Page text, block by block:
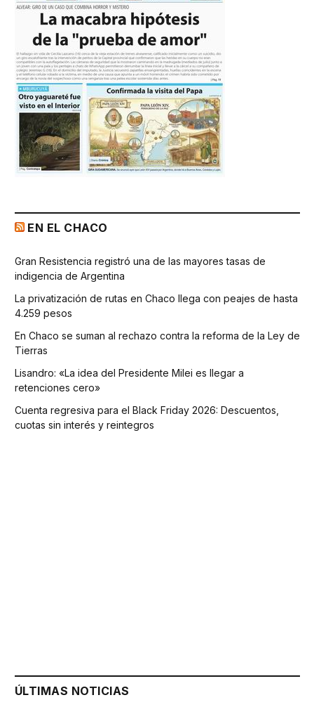
EN EL CHACO
Gran Resistencia registró una de las mayores tasas de
indigencia de Argentina
La privatización de rutas en Chaco llega con peajes de hasta
4.259 pesos
En Chaco se suman al rechazo contra la reforma de la Ley de
Tierras
Lisandro: «La idea del Presidente Milei es llegar a
retenciones cero»
Cuenta regresiva para el Black Friday 2026: Descuentos,
cuotas sin interés y reintegros
ÚLTIMAS NOTICIAS